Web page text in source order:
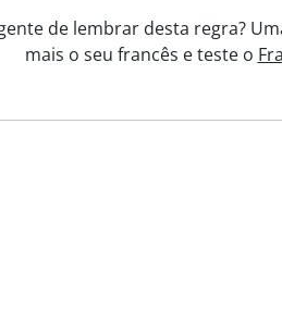
de lembrar desta regra?
mais o seu francês e teste o